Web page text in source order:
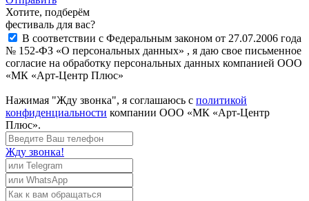
Хотите, подберём
фестиваль для вас?
В соответствии с Федеральным законом от 27.07.2006 года
№ 152-ФЗ «О персональных данных» , я даю свое письменное
согласие на обработку персональных данных компанией ООО
«МК «Арт-Центр Плюс»
Нажимая "Жду звонка", я соглашаюсь с политикой
конфиденциальности компании ООО «МК «Арт-Центр
Плюс».
Жду звонка!